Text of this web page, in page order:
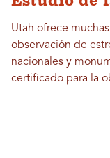
Utah ofrece
observación de
nacionales y
certificado para la